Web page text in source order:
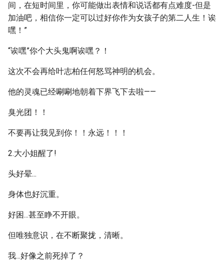
间，在短时间里，你可能做出表情和说话都有点难度-但是
加油吧，相信你一定可以过好你作为女孩子的第二人生！诶
嘿！”
“诶嘿”你个大头鬼啊诶嘿？！
这次不会再给叶志柏任何怒骂神明的机会。
他的灵魂已经唰唰地朝着下界飞下去啦——
臭光团！！
不要再让我见到你！！永远！！！
2.大小姐醒了!
头好晕...
身体也好沉重。
好困...甚至睁不开眼。
但唯独意识，在不断聚拢，清晰。
我...好像之前死掉了？